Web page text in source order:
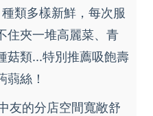
種類多樣新鮮，每次服
住夾一堆高麗菜、青
菇類...特別推薦吸飽壽
蒻絲！
友的分店空間寬敞舒